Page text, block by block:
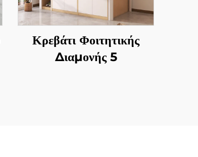
Κρεβάτι Φοιτητικής
Διαμονής 5